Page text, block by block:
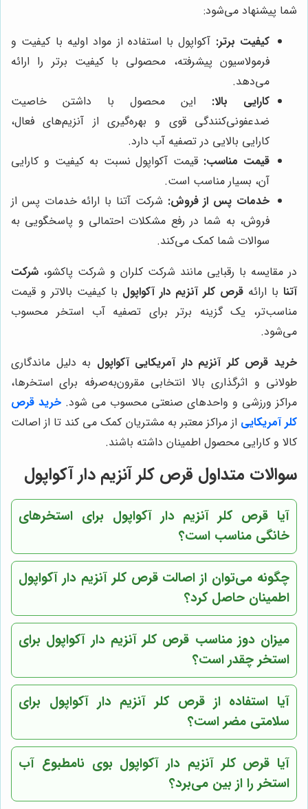
شما پیشنهاد می‌شود:
کیفیت برتر: آکواپول با استفاده از مواد اولیه با کیفیت و
فرمولاسیون پیشرفته، محصولی با کیفیت برتر را ارائه
می‌دهد.
کارایی بالا: این محصول با داشتن خاصیت
ضدعفونی‌کنندگی قوی و بهره‌گیری از آنزیم‌های فعال،
کارایی بالایی در تصفیه آب دارد.
قیمت مناسب: قیمت آکواپول نسبت به کیفیت و کارایی
آن، بسیار مناسب است.
خدمات پس از فروش: شرکت آتنا با ارائه خدمات پس از
فروش، به شما در رفع مشکلات احتمالی و پاسخگویی به
سوالات شما کمک می‌کند.
در مقایسه با رقبایی مانند شرکت کلران و شرکت پاکشو، شرکت
آتنا با ارائه قرص کلر آنزیم دار آکواپول با کیفیت بالاتر و قیمت
مناسب‌تر، یک گزینه برتر برای تصفیه آب استخر محسوب
می‌شود.
خرید قرص کلر آنزیم دار آمریکایی آکواپول به دلیل ماندگاری
طولانی و اثرگذاری بالا انتخابی مقرون‌به‌صرفه برای استخرها،
مراکز ورزشی و واحدهای صنعتی محسوب می شود. خرید قرص
کلر آمریکایی از مراکز معتبر به مشتریان کمک می کند تا از اصالت
کالا و کارایی محصول اطمینان داشته باشند.
سوالات متداول قرص کلر آنزیم دار آکواپول
آیا قرص کلر آنزیم دار آکواپول برای استخرهای
خانگی مناسب است؟
چگونه می‌توان از اصالت قرص کلر آنزیم دار آکواپول
اطمینان حاصل کرد؟
میزان دوز مناسب قرص کلر آنزیم دار آکواپول برای
استخر چقدر است؟
آیا استفاده از قرص کلر آنزیم دار آکواپول برای
سلامتی مضر است؟
آیا قرص کلر آنزیم دار آکواپول بوی نامطبوع آب
استخر را از بین می‌برد؟